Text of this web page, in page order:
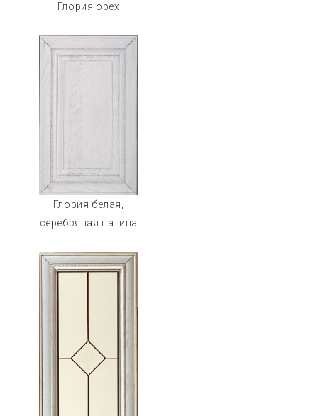
Глория орех
Глория белая,
серебряная патина